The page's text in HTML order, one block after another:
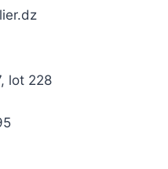
lot 228